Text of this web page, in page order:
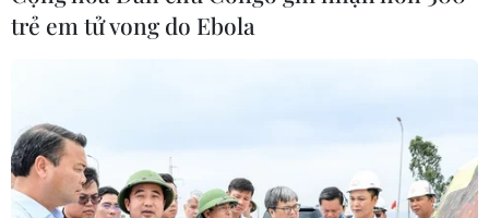
Israel phát động không kích bằng tên lửa
Truyền hình nhà nước Syria dẫn nguồn tin quân sự cho
biết cuộc không kích bằng tên lửa nhằm vào một khu
vực ở ngoại ô thủ đô Damascus đã gây ra một số tổn
trẻ em tử vong do Ebola